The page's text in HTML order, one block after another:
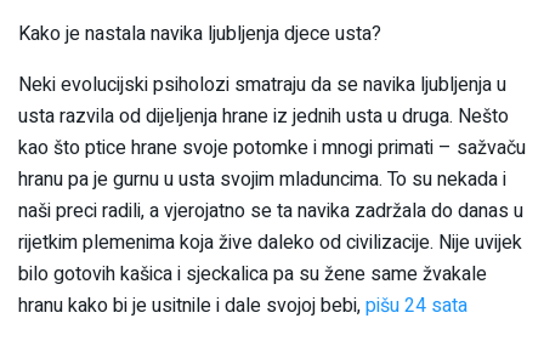
Kako je nastala navika ljubljenja djece usta?
Neki evolucijski psiholozi smatraju da se navika ljubljenja u
usta razvila od dijeljenja hrane iz jednih usta u druga. Nešto
kao što ptice hrane svoje potomke i mnogi primati – sažvaču
hranu pa je gurnu u usta svojim mladuncima. To su nekada i
naši preci radili, a vjerojatno se ta navika zadržala do danas u
rijetkim plemenima koja žive daleko od civilizacije. Nije uvijek
bilo gotovih kašica i sjeckalica pa su žene same žvakale
hranu kako bi je usitnile i dale svojoj bebi,pišu 24 sata